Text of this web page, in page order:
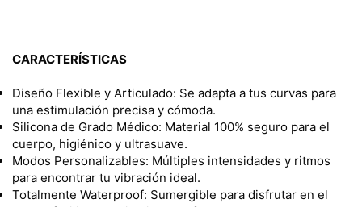
CARACTERÍSTICAS
Diseño Flexible y Articulado: Se adapta a tus curvas para
una estimulación precisa y cómoda.
Silicona de Grado Médico: Material 100% seguro para el
cuerpo, higiénico y ultrasuave.
Modos Personalizables: Múltiples intensidades y ritmos
para encontrar tu vibración ideal.
Totalmente Waterproof: Sumergible para disfrutar en el